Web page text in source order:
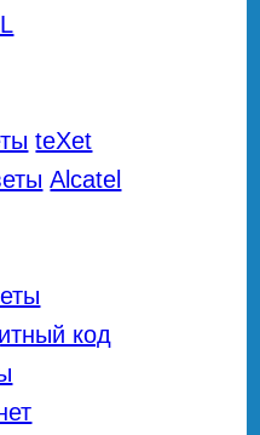
teXet
Alcatel
код